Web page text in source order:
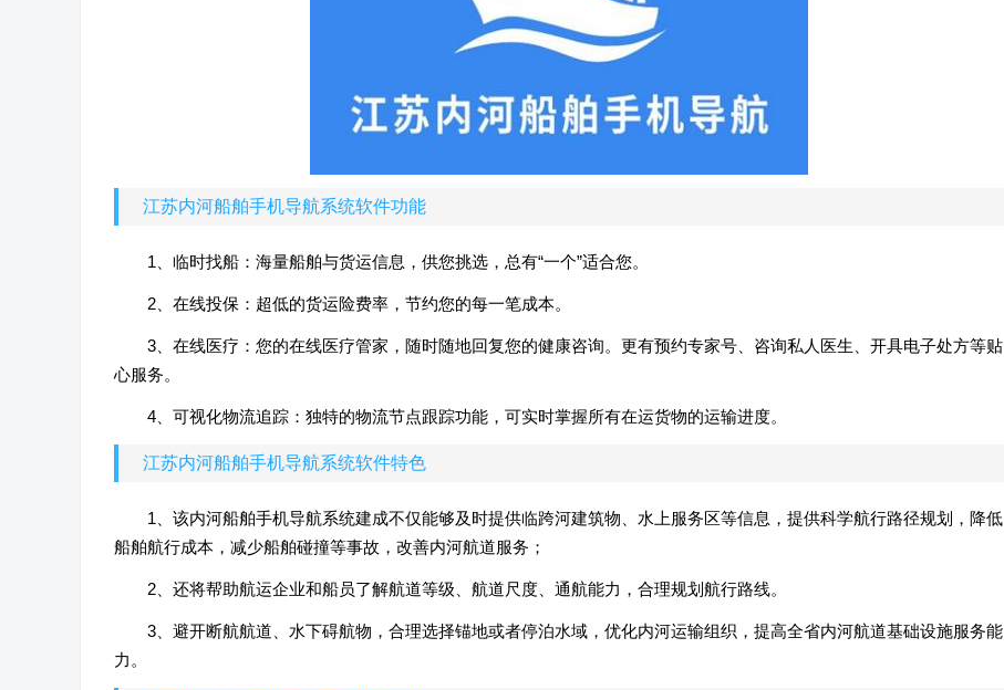
江苏内河船舶手机导航系统软件功能
1、临时找船：海量船舶与货运信息，供您挑选，总有“一个”适合您。
2、在线投保：超低的货运险费率，节约您的每一笔成本。
3、在线医疗：您的在线医疗管家，随时随地回复您的健康咨询。更有预约专家号、咨询私人医生、开具电子处方等贴
心服务。
4、可视化物流追踪：独特的物流节点跟踪功能，可实时掌握所有在运货物的运输进度。
江苏内河船舶手机导航系统软件特色
1、该内河船舶手机导航系统建成不仅能够及时提供临跨河建筑物、水上服务区等信息，提供科学航行路径规划，降低
船舶航行成本，减少船舶碰撞等事故，改善内河航道服务；
2、还将帮助航运企业和船员了解航道等级、航道尺度、通航能力，合理规划航行路线。
3、避开断航航道、水下碍航物，合理选择锚地或者停泊水域，优化内河运输组织，提高全省内河航道基础设施服务能
力。